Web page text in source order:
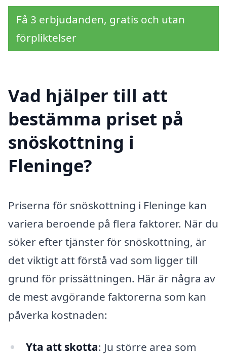
Få 3 erbjudanden, gratis och utan
förpliktelser
Vad hjälper till att
bestämma priset på
snöskottning i
Fleninge?
Priserna för snöskottning i Fleninge kan
variera beroende på flera faktorer. När du
söker efter tjänster för snöskottning, är
det viktigt att förstå vad som ligger till
grund för prissättningen. Här är några av
de mest avgörande faktorerna som kan
påverka kostnaden:
Yta att skotta: Ju större area som